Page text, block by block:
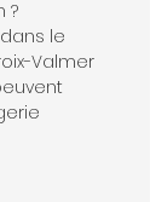
?
le
Valmer